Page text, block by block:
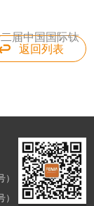
届中国国际钛
返回列表